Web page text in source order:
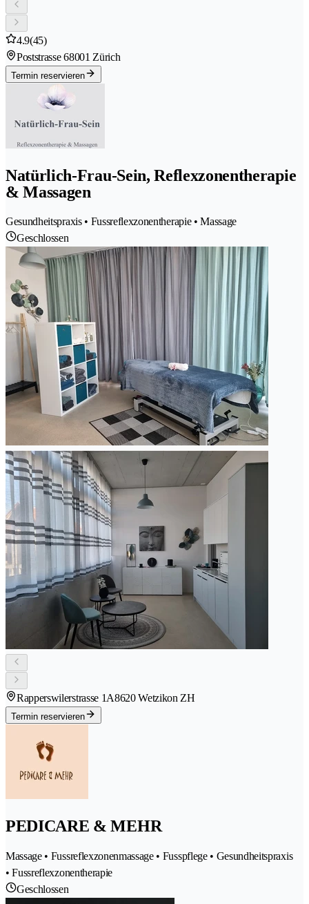
4.9(45)
Poststrasse 68001 Zürich
Termin reservieren
Natürlich-Frau-Sein, Reflexzonentherapie
& Massagen
Gesundheitspraxis • Fussreflexzonentherapie • Massage
Geschlossen
Rapperswilerstrasse 1A8620 Wetzikon ZH
Termin reservieren
PEDICARE & MEHR
Massage • Fussreflexzonenmassage • Fusspflege • Gesundheitspraxis
• Fussreflexzonentherapie
Geschlossen